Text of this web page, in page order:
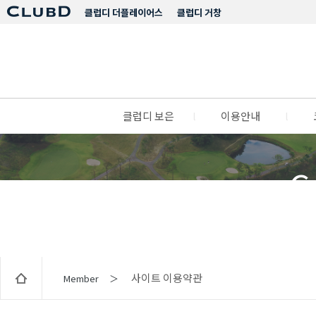
클럽디 거창
클럽디 더플레이어스
클럽디 보은 이용안내
Member ＞ 사이트 이용약관